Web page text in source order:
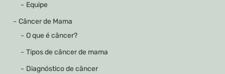
Equipe
Câncer de Mama
O que é câncer?
Tipos de câncer de mama
Diagnóstico de câncer